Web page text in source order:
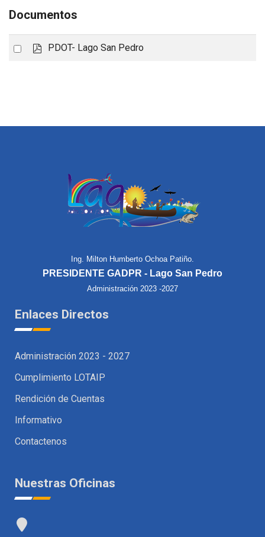
Documentos
Select
pPDOT- Lago San Pedro
Ing. Milton Humberto Ochoa Patiño.
PRESIDENTE GADPR - Lago San Pedro
Administración 2023 -2027
Enlaces Directos
Administración 2023 - 2027
Cumplimiento LOTAIP
Rendición de Cuentas
Informativo
Contactenos
Nuestras Oficinas